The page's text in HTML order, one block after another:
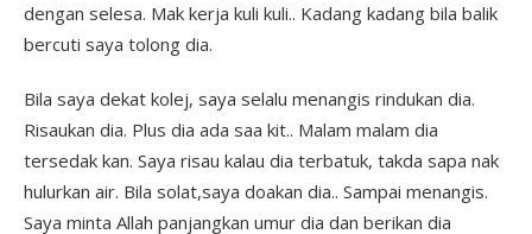
dengan selesa. Mak kerja kuli kuli.. Kadang kadang bila balik
bercuti saya tolong dia.
Bila saya dekat kolej, saya selalu menangis rindukan dia.
Risaukan dia. Plus dia ada saa kit.. Malam malam dia
tersedak kan. Saya risau kalau dia terbatuk, takda sapa nak
hulurkan air. Bila solat,saya doakan dia.. Sampai menangis.
Saya minta Allah panjangkan umur dia dan berikan dia